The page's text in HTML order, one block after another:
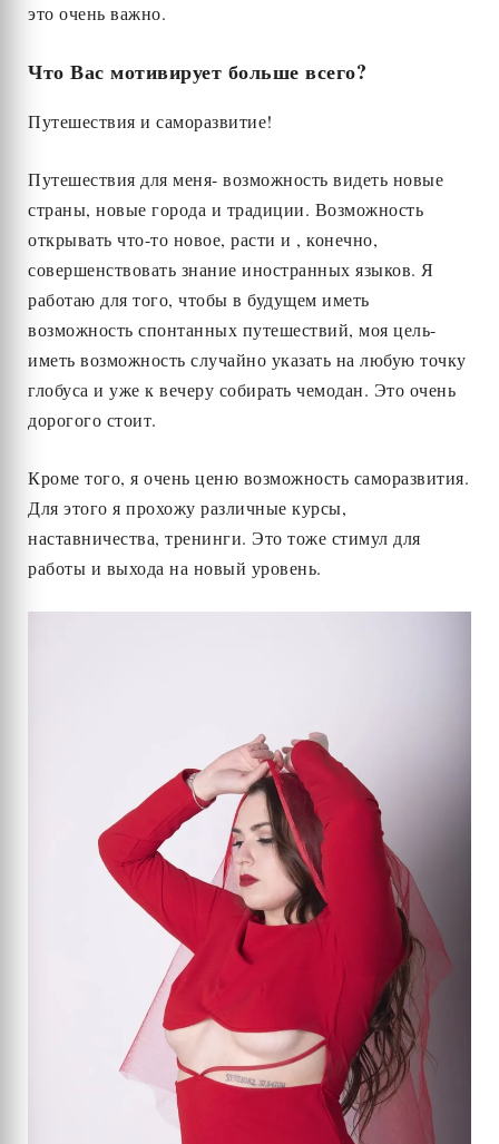
это очень важно.
Что Вас мотивирует больше всего?
Путешествия и саморазвитие!
Путешествия для меня- возможность видеть новые
страны, новые города и традиции. Возможность
открывать что-то новое, расти и , конечно,
совершенствовать знание иностранных языков. Я
работаю для того, чтобы в будущем иметь
возможность спонтанных путешествий, моя цель-
иметь возможность случайно указать на любую точку
глобуса и уже к вечеру собирать чемодан. Это очень
дорогого стоит.
Кроме того, я очень ценю возможность саморазвития.
Для этого я прохожу различные курсы,
наставничества, тренинги. Это тоже стимул для
работы и выхода на новый уровень.